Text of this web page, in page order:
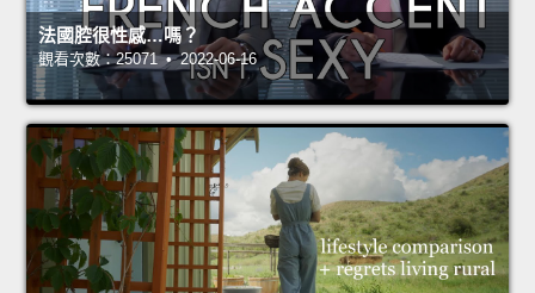
法國腔很性感…嗎？
觀看次數：25071 • 2022-06-16